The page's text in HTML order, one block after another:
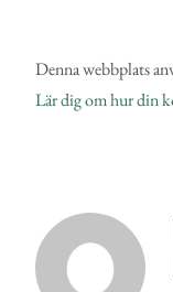
Denna webbplats
Lär dig om hur din